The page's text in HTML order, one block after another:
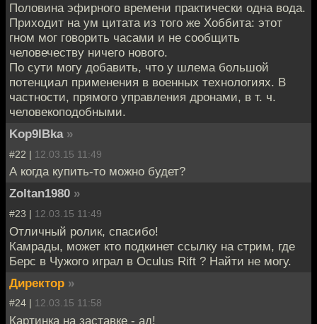
Половина эфирного времени практически одна вода.
Приходит на ум цитата из того же Хоббита: этот
гном мог говорить часами и не сообщить
человечеству ничего нового.
По сути могу добавить, что у шлема большой
потенциал применения в военных технологиях. В
частности, прямого управления дронами, в т. ч.
человекоподобными.
Kop9IBka »
#22 | 12.03.15 11:49
А когда купить-то можно будет?
Zoltan1980 »
#23 | 12.03.15 11:49
Отличный ролик, спасибо!
Камрады, может кто подкинет ссылку на стрим, где
Берс в Чужого играл в Oculus Rift ? Найти не могу.
Директор »
#24 | 12.03.15 11:58
Картинка на заставке - ад!